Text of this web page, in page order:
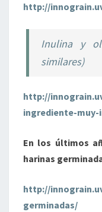
http://
Inulina y
similares)
http://
ingrediente-
En los últimos
harinas
http://
germinadas/